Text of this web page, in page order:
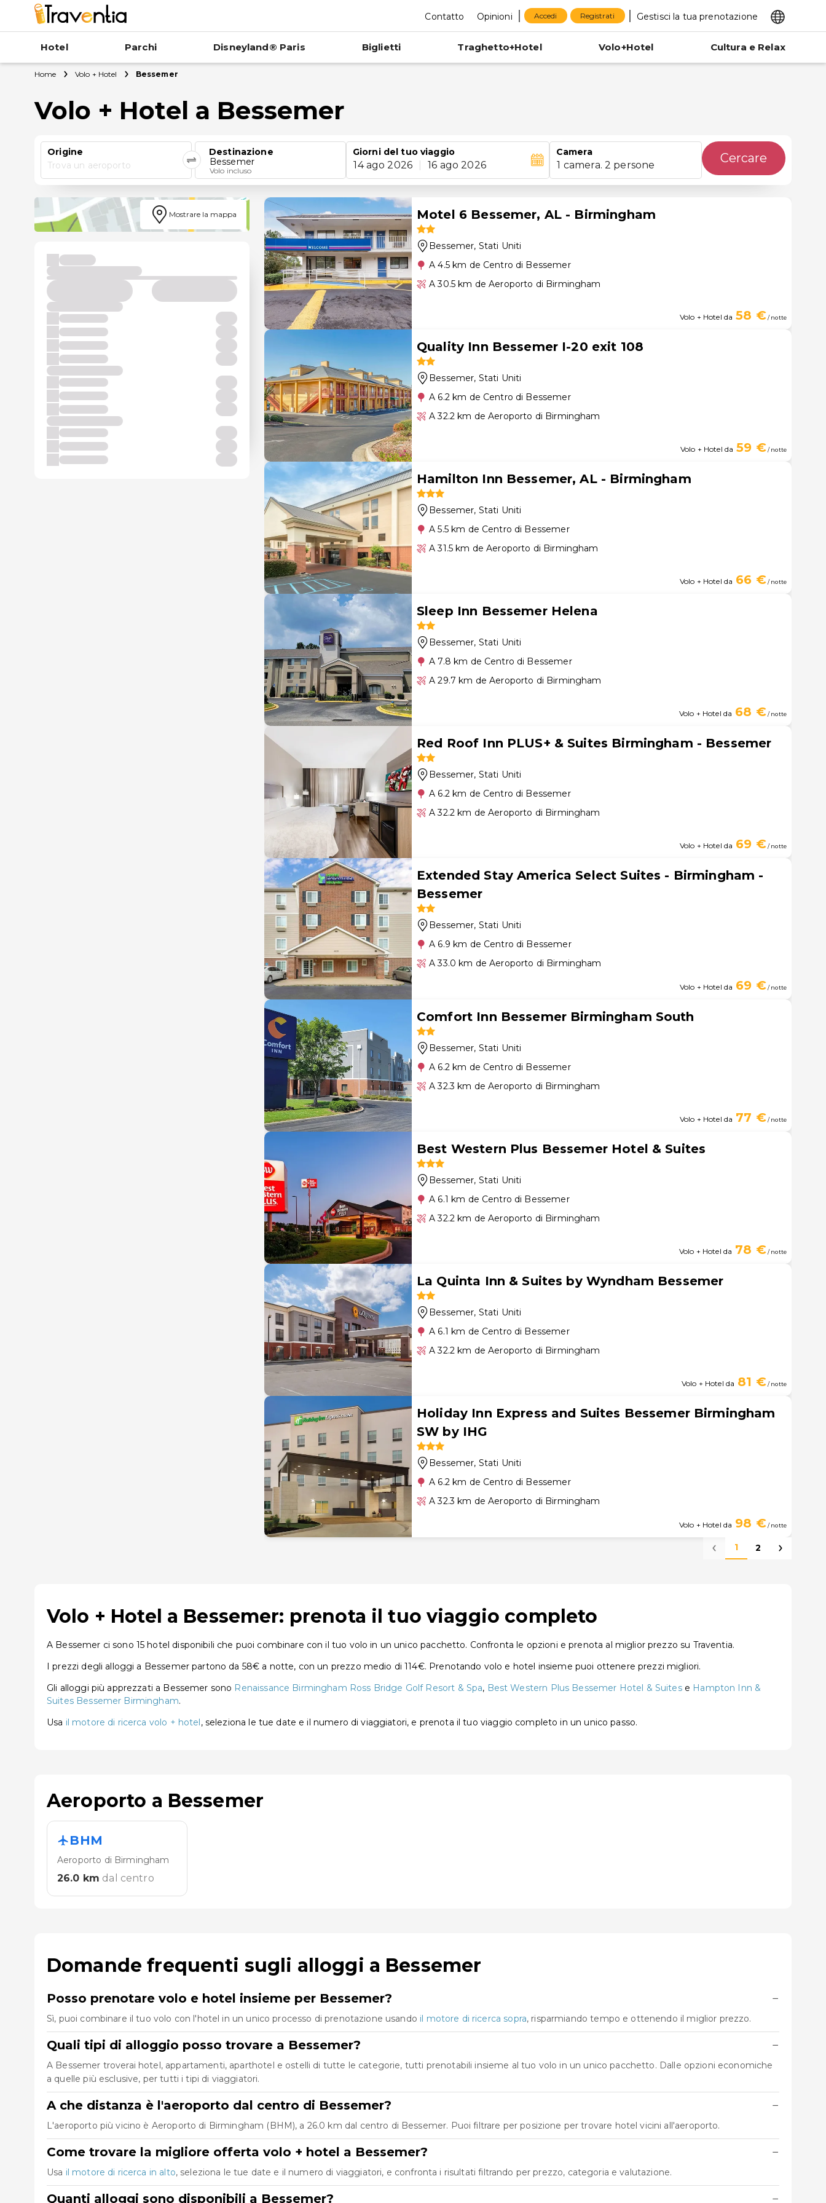
Contatto Opinioni Accedi Registrati Gestisci la tua prenotazione
Hotel Parchi Disneyland® Paris Biglietti Traghetto+Hotel Volo+Hotel Cultura e Relax
Home Volo + Hotel Bessemer
Volo + Hotel a Bessemer
Origine
Trova un aeroporto
Destinazione
Bessemer
Volo incluso
Giorni del tuo viaggio
14 ago 2026 16 ago 2026
Camera
1 camera. 2 persone Cercare
Mostrare la mappa Motel 6 Bessemer, AL - Birmingham
Bessemer, Stati Uniti
A 4.5 km de Centro di Bessemer
A 30.5 km de Aeroporto di Birmingham
Volo + Hotel da 58 €/ notte
Quality Inn Bessemer I-20 exit 108
Bessemer, Stati Uniti
A 6.2 km de Centro di Bessemer
A 32.2 km de Aeroporto di Birmingham
Volo + Hotel da 59 €/ notte
Hamilton Inn Bessemer, AL - Birmingham
Bessemer, Stati Uniti
A 5.5 km de Centro di Bessemer
A 31.5 km de Aeroporto di Birmingham
Volo + Hotel da 66 €/ notte
Sleep Inn Bessemer Helena
Bessemer, Stati Uniti
A 7.8 km de Centro di Bessemer
A 29.7 km de Aeroporto di Birmingham
Volo + Hotel da 68 €/ notte
Red Roof Inn PLUS+ & Suites Birmingham - Bessemer
Bessemer, Stati Uniti
A 6.2 km de Centro di Bessemer
A 32.2 km de Aeroporto di Birmingham
Volo + Hotel da 69 €/ notte
Extended Stay America Select Suites - Birmingham -
Bessemer
Bessemer, Stati Uniti
A 6.9 km de Centro di Bessemer
A 33.0 km de Aeroporto di Birmingham
Volo + Hotel da 69 €/ notte
Comfort Inn Bessemer Birmingham South
Bessemer, Stati Uniti
A 6.2 km de Centro di Bessemer
A 32.3 km de Aeroporto di Birmingham
Volo + Hotel da 77 €/ notte
Best Western Plus Bessemer Hotel & Suites
Bessemer, Stati Uniti
A 6.1 km de Centro di Bessemer
A 32.2 km de Aeroporto di Birmingham
Volo + Hotel da 78 €/ notte
La Quinta Inn & Suites by Wyndham Bessemer
Bessemer, Stati Uniti
A 6.1 km de Centro di Bessemer
A 32.2 km de Aeroporto di Birmingham
Volo + Hotel da 81 €/ notte
Holiday Inn Express and Suites Bessemer Birmingham
SW by IHG
Bessemer, Stati Uniti
A 6.2 km de Centro di Bessemer
A 32.3 km de Aeroporto di Birmingham
Volo + Hotel da 98 €/ notte
1 2
Volo + Hotel a Bessemer: prenota il tuo viaggio completo
A Bessemer ci sono 15 hotel disponibili che puoi combinare con il tuo volo in un unico pacchetto. Confronta le opzioni e prenota al miglior prezzo su Traventia.
I prezzi degli alloggi a Bessemer partono da 58€ a notte, con un prezzo medio di 114€. Prenotando volo e hotel insieme puoi ottenere prezzi migliori.
Gli alloggi più apprezzati a Bessemer sono Renaissance Birmingham Ross Bridge Golf Resort & Spa, Best Western Plus Bessemer Hotel & Suitese Hampton Inn &
Suites Bessemer Birmingham.
Usa il motore di ricerca volo + hotel, seleziona le tue date e il numero di viaggiatori, e prenota il tuo viaggio completo in un unico passo.
Aeroporto a Bessemer
BHM
Aeroporto di Birmingham
26.0 km dal centro
Domande frequenti sugli alloggi a Bessemer
Posso prenotare volo e hotel insieme per Bessemer? −
Sì, puoi combinare il tuo volo con l'hotel in un unico processo di prenotazione usando il motore di ricerca sopra, risparmiando tempo e ottenendo il miglior prezzo.
Quali tipi di alloggio posso trovare a Bessemer? −
A Bessemer troverai hotel, appartamenti, aparthotel e ostelli di tutte le categorie, tutti prenotabili insieme al tuo volo in un unico pacchetto. Dalle opzioni economiche
a quelle più esclusive, per tutti i tipi di viaggiatori.
A che distanza è l'aeroporto dal centro di Bessemer? −
L'aeroporto più vicino è Aeroporto di Birmingham (BHM), a 26.0 km dal centro di Bessemer. Puoi filtrare per posizione per trovare hotel vicini all'aeroporto.
Come trovare la migliore offerta volo + hotel a Bessemer? −
Usa il motore di ricerca in alto, seleziona le tue date e il numero di viaggiatori, e confronta i risultati filtrando per prezzo, categoria e valutazione.
Quanti alloggi sono disponibili a Bessemer? −